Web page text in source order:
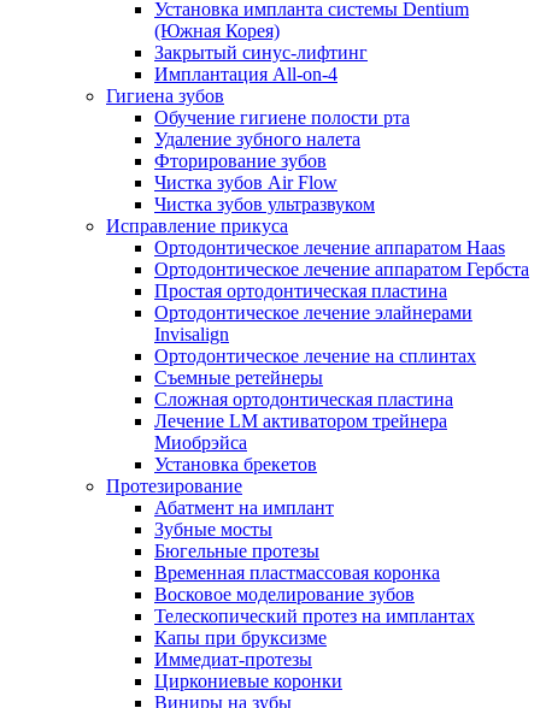
Установка импланта системы Dentium
(Южная Корея)
Закрытый синус-лифтинг
Имплантация All-on-4
Гигиена зубов
Обучение гигиене полости рта
Удаление зубного налета
Фторирование зубов
Чистка зубов Air Flow
Чистка зубов ультразвуком
Исправление прикуса
Ортодонтическое лечение аппаратом Haas
Ортодонтическое лечение аппаратом Гербста
Простая ортодонтическая пластина
Ортодонтическое лечение элайнерами
Invisalign
Ортодонтическое лечение на сплинтах
Съемные ретейнеры
Сложная ортодонтическая пластина
Лечение LM активатором трейнера
Миобрэйса
Установка брекетов
Протезирование
Абатмент на имплант
Зубные мосты
Бюгельные протезы
Временная пластмассовая коронка
Восковое моделирование зубов
Телескопический протез на имплантах
Капы при бруксизме
Иммедиат-протезы
Циркониевые коронки
Виниры на зубы